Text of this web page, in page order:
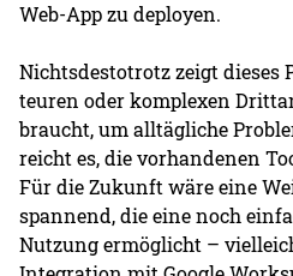
Web-App zu deployen.
Nichtsdestotrotz zeigt dieses
teuren oder komplexen
braucht, um alltägliche
reicht es, die vorhandenen
Für die Zukunft wäre eine
spannend, die eine noch
Nutzung ermöglicht –